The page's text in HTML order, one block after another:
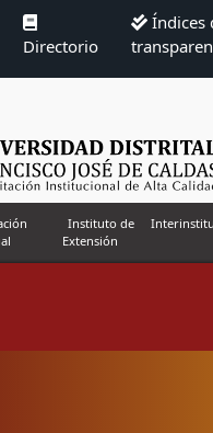
Directorio
Índices
Instituto de
Extensión